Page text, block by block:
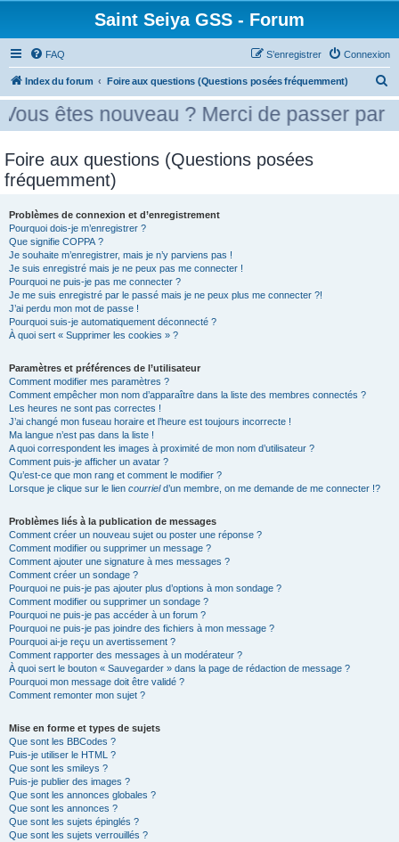
Saint Seiya GSS - Forum
FAQ Connexion
S’enregistrer
Index du forum Foire aux questions (Questions posées fréquemment)
e
? Merci de passer par la case
Foire aux questions (Questions posées
fréquemment)
Problèmes de connexion et d’enregistrement
Pourquoi dois-je m’enregistrer ?
Que signifie COPPA ?
Je souhaite m’enregistrer, mais je n’y parviens pas !
Je suis enregistré mais je ne peux pas me connecter !
Pourquoi ne puis-je pas me connecter ?
Je me suis enregistré par le passé mais je ne peux plus me connecter ?!
J’ai perdu mon mot de passe !
Pourquoi suis-je automatiquement déconnecté ?
À quoi sert « Supprimer les cookies » ?
Paramètres et préférences de l’utilisateur
Comment modifier mes paramètres ?
Comment empêcher mon nom d’apparaître dans la liste des membres connectés ?
Les heures ne sont pas correctes !
J’ai changé mon fuseau horaire et l’heure est toujours incorrecte !
Ma langue n’est pas dans la liste !
A quoi correspondent les images à proximité de mon nom d’utilisateur ?
Comment puis-je afficher un avatar ?
Qu’est-ce que mon rang et comment le modifier ?
Lorsque je clique sur le lien courrield’un membre, on me demande de me connecter !?
Problèmes liés à la publication de messages
Comment créer un nouveau sujet ou poster une réponse ?
Comment modifier ou supprimer un message ?
Comment ajouter une signature à mes messages ?
Comment créer un sondage ?
Pourquoi ne puis-je pas ajouter plus d’options à mon sondage ?
Comment modifier ou supprimer un sondage ?
Pourquoi ne puis-je pas accéder à un forum ?
Pourquoi ne puis-je pas joindre des fichiers à mon message ?
Pourquoi ai-je reçu un avertissement ?
Comment rapporter des messages à un modérateur ?
À quoi sert le bouton « Sauvegarder » dans la page de rédaction de message ?
Pourquoi mon message doit être validé ?
Comment remonter mon sujet ?
Mise en forme et types de sujets
Que sont les BBCodes ?
Puis-je utiliser le HTML ?
Que sont les smileys ?
Puis-je publier des images ?
Que sont les annonces globales ?
Que sont les annonces ?
Que sont les sujets épinglés ?
Que sont les sujets verrouillés ?